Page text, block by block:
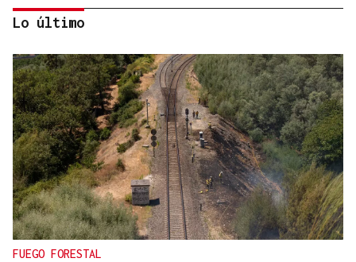
ENTREVISTA
Jorge Vázquez: "Nuestro objetivo a 2028 es crecer
creando valor para el accionista y para el equipo
que lo hace posible"
Lo último
FUEGO FORESTAL